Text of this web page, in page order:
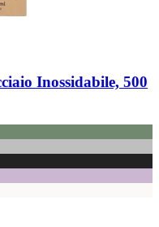
Inossidabile, 500